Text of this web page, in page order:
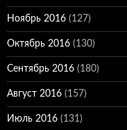
Ноябрь 2016 (127)
Октябрь 2016 (130)
Сентябрь 2016 (180)
Август 2016 (157)
Июль 2016 (131)